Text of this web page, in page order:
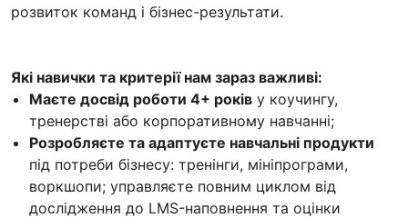
розвиток команд і бізнес-результати.
Які навички та критерії нам зараз важливі:
Маєте досвід роботи 4+ років у коучингу,
тренерстві або корпоративному навчанні;
Розробляєте та адаптуєте навчальні продукти
під потреби бізнесу: тренінги, мініпрограми,
воркшопи; управляєте повним циклом від
дослідження до LMS-наповнення та оцінки